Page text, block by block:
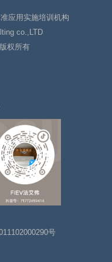
应用实施培训机构
co.,LTD
权所有
号